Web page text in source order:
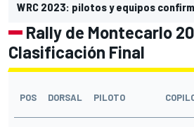
WRC 2023: pilotos y equipos
Rally de Montecarlo
Clasificación Final
POS DORSAL PILOTO